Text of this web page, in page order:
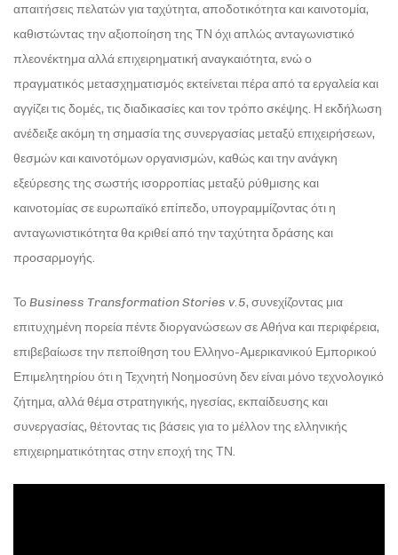
απαιτήσεις πελατών για ταχύτητα, αποδοτικότητα και καινοτομία,
καθιστώντας την αξιοποίηση της ΤΝ όχι απλώς ανταγωνιστικό
πλεονέκτημα αλλά επιχειρηματική αναγκαιότητα, ενώ ο
πραγματικός μετασχηματισμός εκτείνεται πέρα από τα εργαλεία και
αγγίζει τις δομές, τις διαδικασίες και τον τρόπο σκέψης. Η εκδήλωση
ανέδειξε ακόμη τη σημασία της συνεργασίας μεταξύ επιχειρήσεων,
θεσμών και καινοτόμων οργανισμών, καθώς και την ανάγκη
εξεύρεσης της σωστής ισορροπίας μεταξύ ρύθμισης και
καινοτομίας σε ευρωπαϊκό επίπεδο, υπογραμμίζοντας ότι η
ανταγωνιστικότητα θα κριθεί από την ταχύτητα δράσης και
προσαρμογής.
ΤοBusiness Transformation Stories v.5, συνεχίζοντας μια
επιτυχημένη πορεία πέντε διοργανώσεων σε Αθήνα και περιφέρεια,
επιβεβαίωσε την πεποίθηση του Ελληνο-Αμερικανικού Εμπορικού
Επιμελητηρίου ότι η Τεχνητή Νοημοσύνη δεν είναι μόνο τεχνολογικό
ζήτημα, αλλά θέμα στρατηγικής, ηγεσίας, εκπαίδευσης και
συνεργασίας, θέτοντας τις βάσεις για το μέλλον της ελληνικής
επιχειρηματικότητας στην εποχή της ΤΝ.